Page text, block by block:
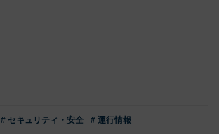
# セキュリティ・安全 # 運行情報